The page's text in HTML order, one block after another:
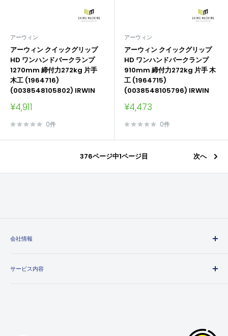
アーウィン
アーウィン クイックグリップ
HD ワンハンドバークランプ
1270mm 締付力272kg 片手
木工 (1964716)
(0038548105802) IRWIN
販
価
¥4,911
0件
アーウィン
アーウィン クイックグリップ
HD ワンハンドバークランプ
910mm 締付力272kg 片手 木
工 (1964715)
(0038548105796) IRWIN
販
価
¥4,473
0件
376ページ中1ページ目 次へ
会社情報
会社概要
サービス内容